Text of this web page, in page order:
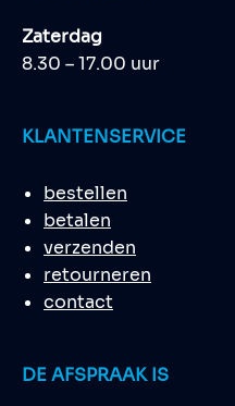
Zaterdag
8.30 – 17.00 uur
KLANTENSERVICE
bestellen
betalen
verzenden
retourneren
contact
DE AFSPRAAK IS